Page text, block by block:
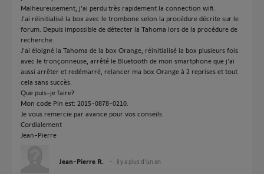
Malheureusement, j'ai perdu très rapidement la connection wifi.
J'ai réinitialisé la box avec le trombone selon la procédure décrite sur le
forum. Depuis impossible de détecter la Tahoma lors de la procédure de
recherche.
J'ai éloigné la Tahoma de la box Orange, réinitialisé la box plusieurs fois
avec le tronçonneuse, arrêté le Bluetooth de mon smartphone que j'ai
aussi arrêter et redémarré, relancer ma box Orange à 2 reprises et tout
cela sans succès.
Que puis-je faire?
Mon code Pin est: 2015-0878-0210.
Je vous remercie par avance pour vos conseils.
Cordialement
Jean-Pierre
Jean-Pierre R. il y a plus d'un an